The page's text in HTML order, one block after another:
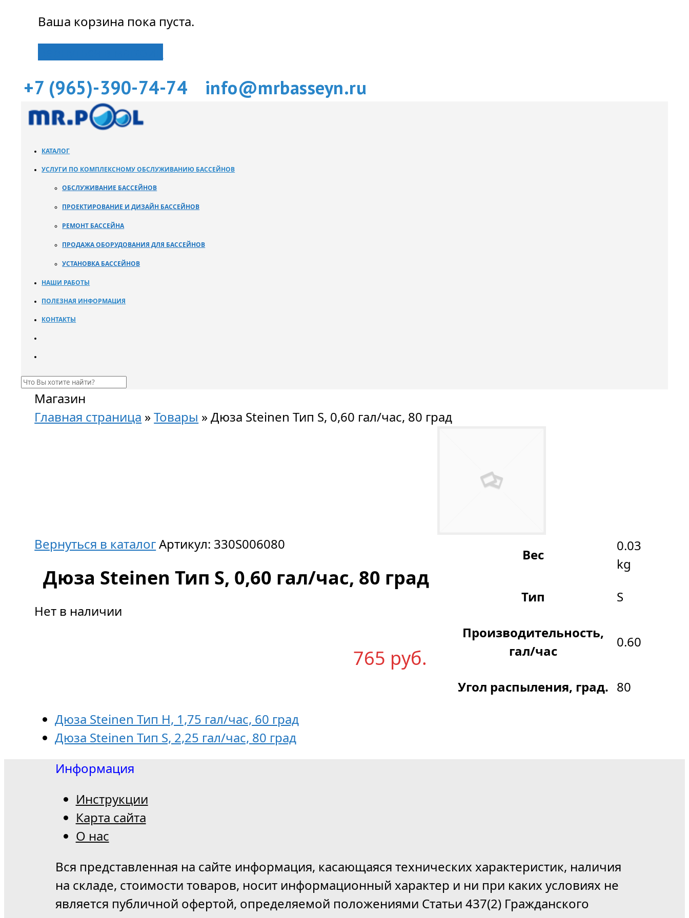
Ваша корзина пока пуста.
+7 (965)-390-74-74 info@mrbasseyn.ru
КАТАЛОГ
УСЛУГИ ПО КОМПЛЕКСНОМУ ОБСЛУЖИВАНИЮ БАССЕЙНОВ
ОБСЛУЖИВАНИЕ БАССЕЙНОВ
ПРОЕКТИРОВАНИЕ И ДИЗАЙН БАССЕЙНОВ
РЕМОНТ БАССЕЙНА
ПРОДАЖА ОБОРУДОВАНИЯ ДЛЯ БАССЕЙНОВ
УСТАНОВКА БАССЕЙНОВ
НАШИ РАБОТЫ
ПОЛЕЗНАЯ ИНФОРМАЦИЯ
КОНТАКТЫ
Магазин
Главная страница »Товары »Дюза Steinen Тип S, 0,60 гал/час, 80 град
Вернуться в каталогАртикул: 330S006080
Дюза Steinen Тип S, 0,60 гал/час, 80 град
Нет в наличии
765 руб.
Вес
0.03
kg
Тип
S
Производительность,
гал/час
0.60
Угол распыления, град. 80
Дюза Steinen Тип H, 1,75 гал/час, 60 град
Дюза Steinen Тип S, 2,25 гал/час, 80 град
Информация
Инструкции
Карта сайта
О нас
Вся представленная на сайте информация, касающаяся технических характеристик, наличия
на складе, стоимости товаров, носит информационный характер и ни при каких условиях не
является публичной офертой, определяемой положениями Статьи 437(2) Гражданского